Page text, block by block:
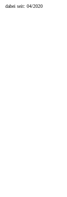
dabei seit: 04/2020